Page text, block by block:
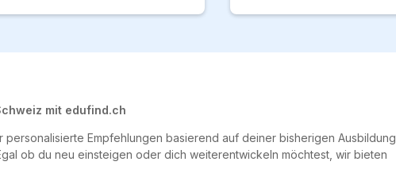
mit edufind.ch
Empfehlungen basierend auf deiner bisherigen Ausbildung,
ob du neu einsteigen oder dich weiterentwickeln möchtest, wir bieten